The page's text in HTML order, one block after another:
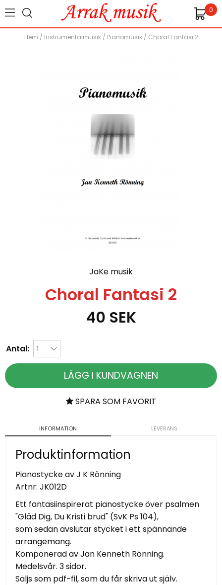
0
Hem / Instrumentalmusik/ Pianomusik/ Choral Fantasi 2
JaKe musik
Choral Fantasi 2
40 SEK
Antal:
LÄGG I KUNDVAGNEN
SPARA SOM FAVORIT
INFORMATION LEVERANS
Produktinformation
Pianostycke av J K Rönning
Artnr: JK012D
Ett fantasiinspirerat pianostycke över psalmen
"Gläd Dig, Du Kristi brud" (SvK Ps 104),
som sedan avslutar stycket i ett spännande
arrangemang.
Komponerad av Jan Kenneth Rönning.
Medelsvår. 3 sidor.
Säljs som pdf-fil, som du får skriva ut själv.